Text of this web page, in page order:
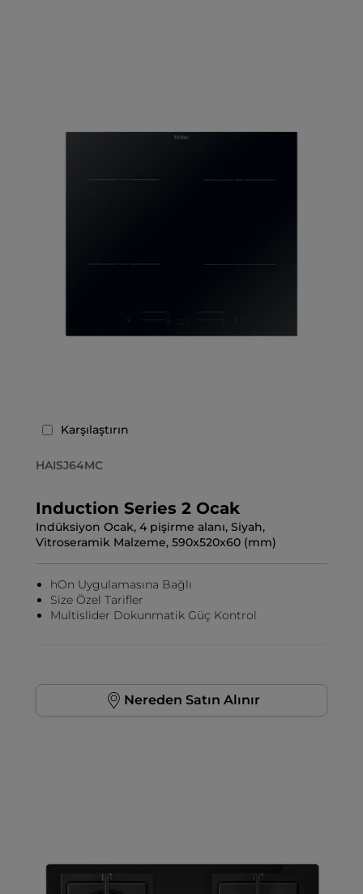
Karşılaştırın
HAISJ64MC
Induction Series 2 Ocak
Indüksiyon Ocak, 4 pişirme alanı, Siyah,
Vitroseramik Malzeme, 590x520x60 (mm)
hOn Uygulamasına Bağlı
Size Özel Tarifler
Multislider Dokunmatik Güç Kontrol
Nereden Satın Alınır